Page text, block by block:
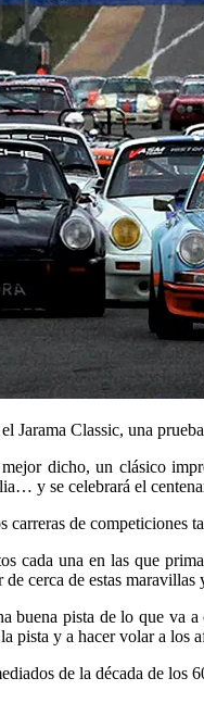
Jarama Classic, una
dicho, un clásico
y se celebrará el
de competiciones
cada una en las que
cerca de estas maravillas
buena pista de lo que va
pista y a hacer volar a los
de la década de